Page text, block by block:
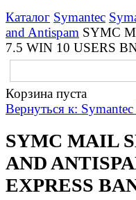
Каталог Symantec
and Antispam SYMC
7.5 WIN 10 USERS
Корзина пуста
Вернуться к:
SYMC MAIL
AND
EXPRESS